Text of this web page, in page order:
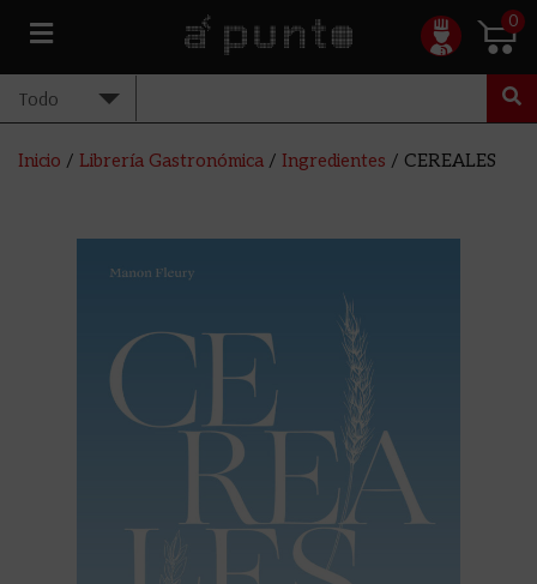
0
Inicio / Librería Gastronómica / Ingredientes / CEREALES